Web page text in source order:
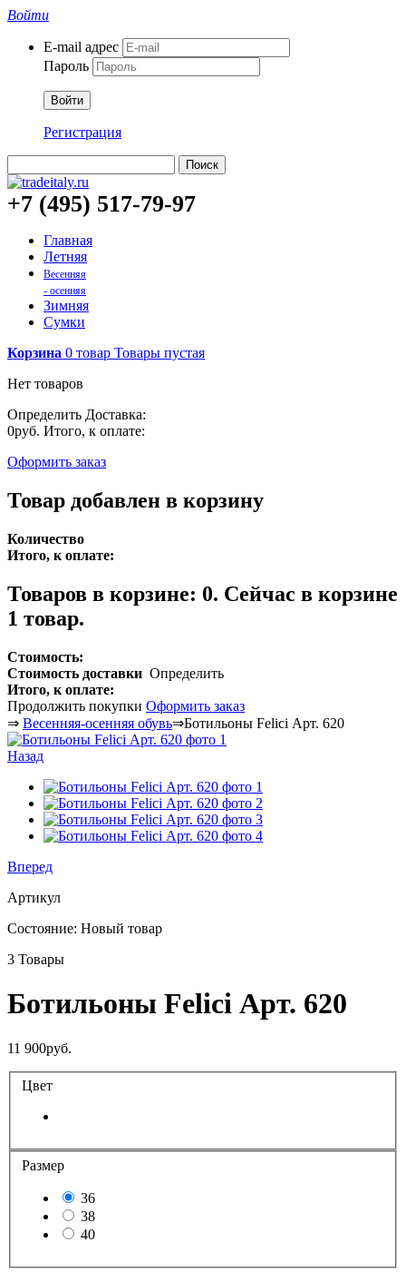
Войти
E-mail адрес
Пароль
Войти
Регистрация
Поиск
+7 (495) 517-79-97
Главная
Летняя
Весенняя
- осенняя
Зимняя
Сумки
Корзина 0 товар Товары пустая
Нет товаров
Определить Доставка:
0руб. Итого, к оплате:
Оформить заказ
Товар добавлен в корзину
Количество
Итого, к оплате:
Товаров в корзине: 0. Сейчас в корзине
1 товар.
Стоимость:
Стоимость доставки Определить
Итого, к оплате:
Продолжить покупки Оформить заказ
⇒ Весенняя-осенняя обувь⇒Ботильоны Felici Арт. 620
Назад
Вперед
Артикул
Состояние: Новый товар
3 Товары
Ботильоны Felici Арт. 620
11 900руб.
Цвет
Размер
36
38
40